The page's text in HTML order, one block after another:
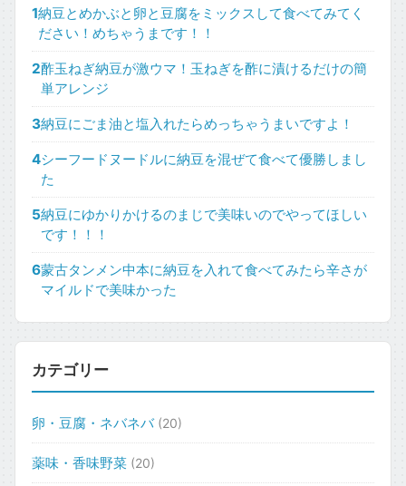
1納豆とめかぶと卵と豆腐をミックスして食べてみてく
ださい！めちゃうまです！！
2酢玉ねぎ納豆が激ウマ！玉ねぎを酢に漬けるだけの簡
単アレンジ
3納豆にごま油と塩入れたらめっちゃうまいですよ！
4シーフードヌードルに納豆を混ぜて食べて優勝しまし
た
5納豆にゆかりかけるのまじで美味いのでやってほしい
です！！！
6蒙古タンメン中本に納豆を入れて食べてみたら辛さが
マイルドで美味かった
カテゴリー
卵・豆腐・ネバネバ (20)
薬味・香味野菜 (20)